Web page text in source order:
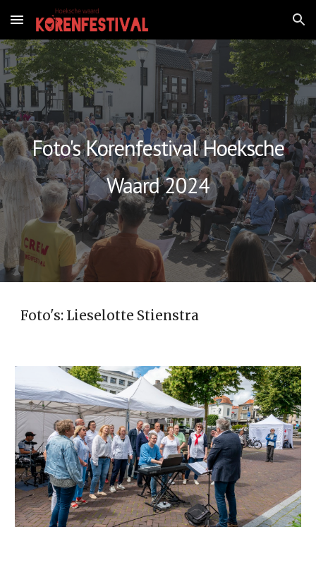
Skip to main content Skip to navigation
Foto's Korenfestival Hoeksche
Waard 2024
Foto's: Lieselotte Stienstra